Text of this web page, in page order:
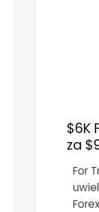
$6K
za
For